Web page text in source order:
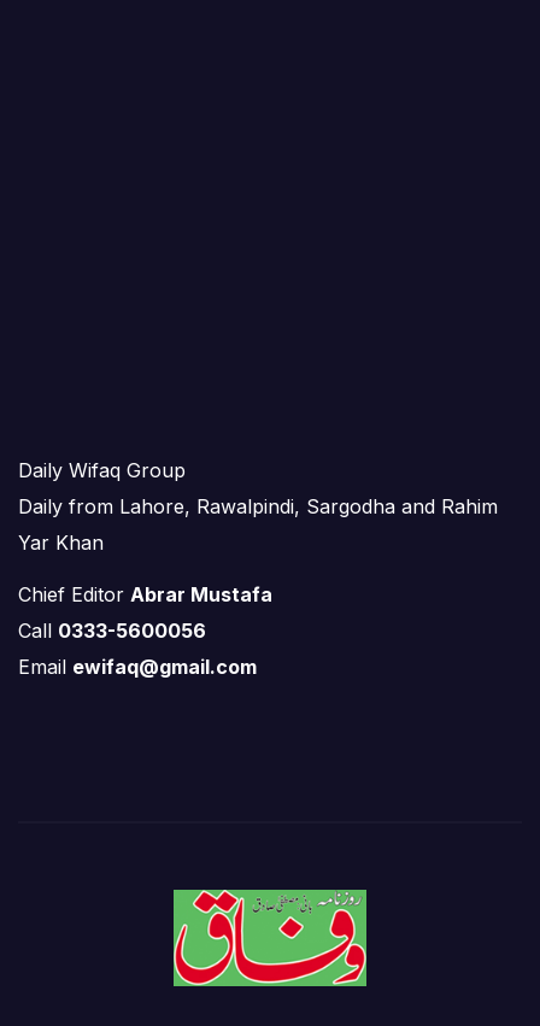
Daily Wifaq Group
Daily from Lahore, Rawalpindi, Sargodha and Rahim
Yar Khan
Chief Editor Abrar Mustafa
Call 0333-5600056
Email ewifaq@gmail.com